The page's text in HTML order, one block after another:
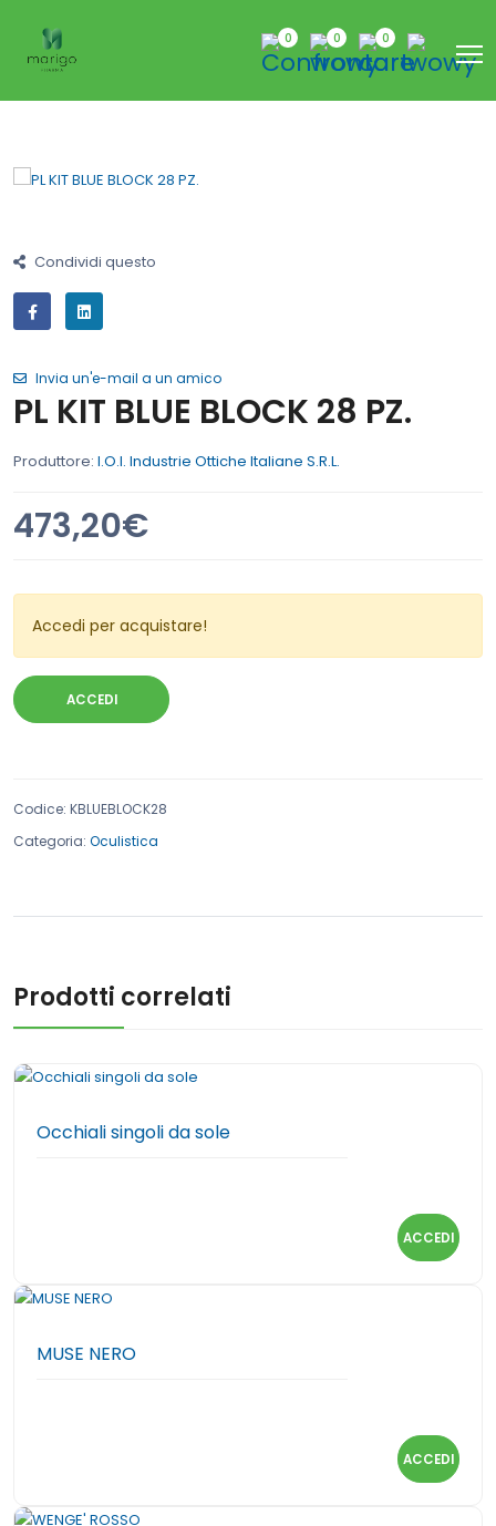
0 0 0
Condividi questo
Invia un'e-mail a un amico
PL KIT BLUE BLOCK 28 PZ.
Produttore: I.O.I. Industrie Ottiche Italiane S.R.L.
473,20€
Accedi per acquistare!
ACCEDI
Codice: KBLUEBLOCK28
Categoria: Oculistica
Prodotti correlati
Occhiali singoli da sole
ACCEDI
MUSE NERO
ACCEDI